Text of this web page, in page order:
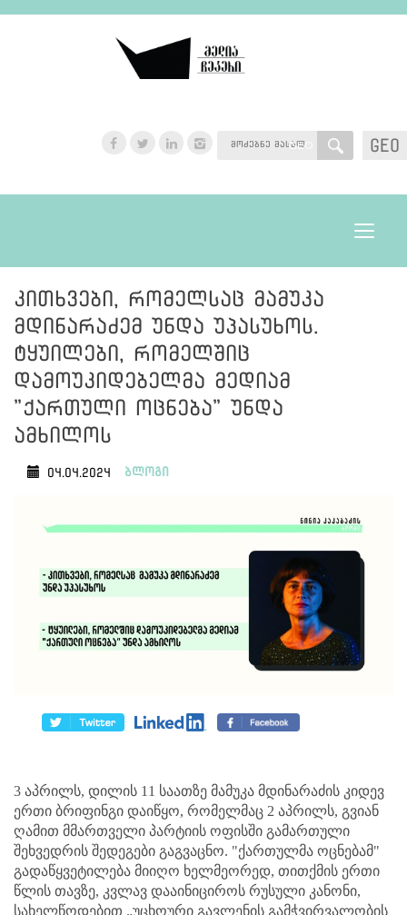
GEO
GEO
Toggle
კითხვები, რომელსაც მამუკა
მდინარაძემ უნდა უპასუხოს.
ტყუილები, რომელშიც
დამოუკიდებელმა მედიამ
"ქართული ოცნება" უნდა
ამხილოს
04.04.2024 ბლოგი
3 აპრილს, დილის 11 საათზე მამუკა მდინარაძის კიდევ
ერთი ბრიფინგი დაიწყო, რომელმაც 2 აპრილს, გვიან
ღამით მმართველი პარტიის ოფისში გამართული
შეხვედრის შედეგები გაგვაცნო. "ქართულმა ოცნებამ"
გადაწყვეტილება მიიღო ხელმეორედ, თითქმის ერთი
წლის თავზე, კვლავ დააინიციროს რუსული კანონი,
სახელწოდებით „უცხოური გავლენის გამჭვირვალობის